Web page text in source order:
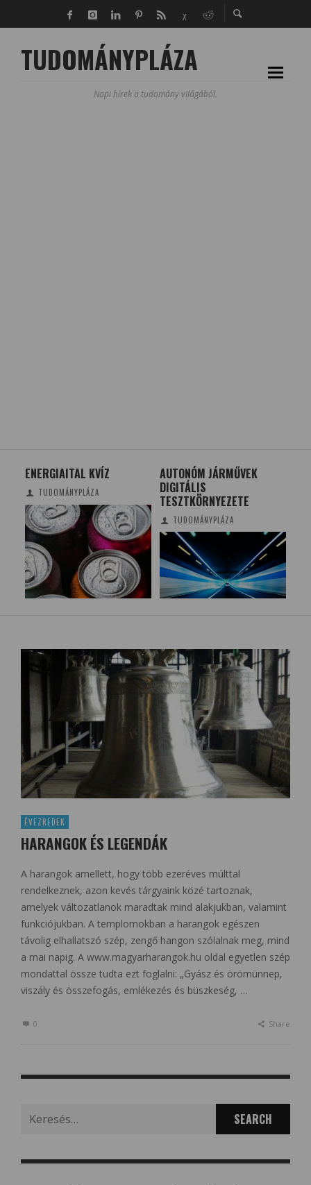
TUDOMÁNYPLÁZA
Napi hírek a tudomány világából.
ENERGIAITAL KVÍZ
TUDOMÁNYPLÁZA
AUTONÓM JÁRMŰVEK
DIGITÁLIS
TESZTKÖRNYEZETE
TUDOMÁNYPLÁZA
ÉVEZREDEK
HARANGOK ÉS LEGENDÁK
A harangok amellett, hogy több ezeréves múlttal
rendelkeznek, azon kevés tárgyaink közé tartoznak,
amelyek változatlanok maradtak mind alakjukban, valamint
funkciójukban. A templomokban a harangok egészen
távolig elhallatszó szép, zengő hangon szólalnak meg, mind
a mai napig. A www.magyarharangok.hu oldal egyetlen szép
mondattal össze tudta ezt foglalni: „Gyász és örömünnep,
viszály és összefogás, emlékezés és büszkeség, …
0 Share